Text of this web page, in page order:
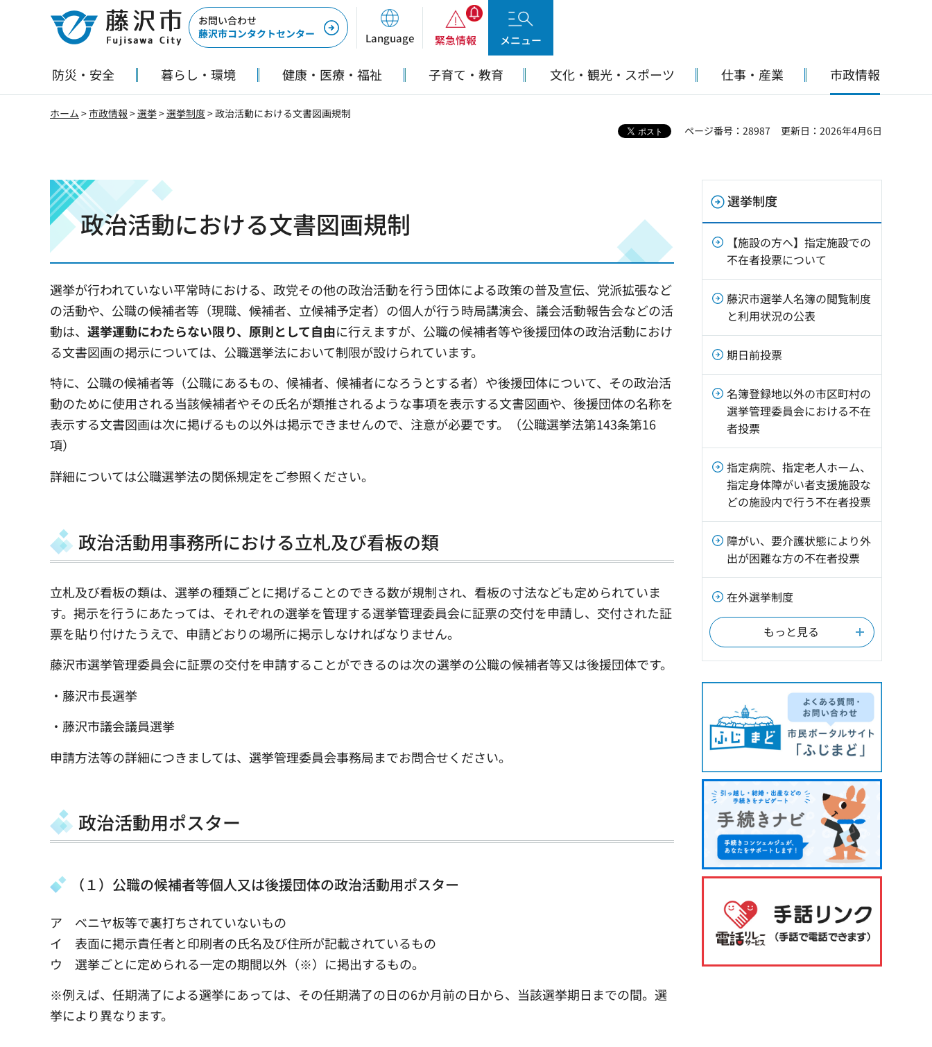
藤沢市
お問い合わせ
藤沢市コンタクトセンター
Language 緊急情報 メニュー
防災・安全 暮らし・環境 健康・医療・福祉 子育て・教育 文化・観光・スポーツ 仕事・産業 市政情報
ホーム >市政情報 >選挙>選挙制度> 政治活動における文書図画規制
ページ番号：28987
更新日：2026年4月6日
政治活動における文書図画規制
選挙が行われていない平常時における、政党その他の政治活動を行う団体による政策の普及宣伝、党派拡張など
の活動や、公職の候補者等（現職、候補者、立候補予定者）の個人が行う時局講演会、議会活動報告会などの活
動は、 選挙運動にわたらない限り、原則として自由に行えますが、公職の候補者等や後援団体の政治活動におけ
る文書図画の掲示については、公職選挙法において制限が設けられています。
特に、公職の候補者等（公職にあるもの、候補者、候補者になろうとする者）や後援団体について、その政治活
動のために使用される当該候補者やその氏名が類推されるような事項を表示する文書図画や、後援団体の名称を
表示する文書図画は次に掲げるもの以外は掲示できませんので、注意が必要です。（公職選挙法第143条第16
項）
詳細については公職選挙法の関係規定をご参照ください。
政治活動用事務所における立札及び看板の類
立札及び看板の類は、選挙の種類ごとに掲げることのできる数が規制され、看板の寸法なども定められていま
す。掲示を行うにあたっては、それぞれの選挙を管理する選挙管理委員会に証票の交付を申請し、交付された証
票を貼り付けたうえで、申請どおりの場所に掲示しなければなりません。
藤沢市選挙管理委員会に証票の交付を申請することができるのは次の選挙の公職の候補者等又は後援団体です。
・藤沢市長選挙
・藤沢市議会議員選挙
申請方法等の詳細につきましては、選挙管理委員会事務局までお問合せください。
政治活動用ポスター
（１）公職の候補者等個人又は後援団体の政治活動用ポスター
ア ベニヤ板等で裏打ちされていないもの
イ 表面に掲示責任者と印刷者の氏名及び住所が記載されているもの
ウ 選挙ごとに定められる一定の期間以外（※）に掲出するもの。
※例えば、任期満了による選挙にあっては、その任期満了の日の6か月前の日から、当該選挙期日までの間。選
挙により異なります。
選挙制度
【施設の方へ】指定施設での
不在者投票について
藤沢市選挙人名簿の閲覧制度
と利用状況の公表
期日前投票
名簿登録地以外の市区町村の
選挙管理委員会における不在
者投票
指定病院、指定老人ホーム、
指定身体障がい者支援施設な
どの施設内で行う不在者投票
障がい、要介護状態により外
出が困難な方の不在者投票
在外選挙制度
もっと見る